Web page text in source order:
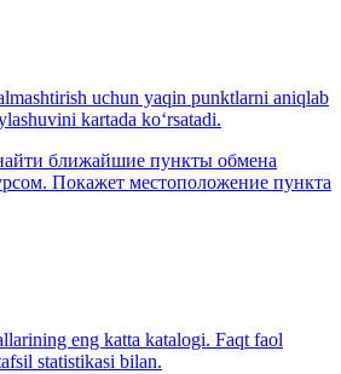
uchun yaqin punktlarni aniqlab
kartada ko‘rsatadi.
ближайшие пункты обмена
Покажет местоположение пункта
eng katta katalogi. Faqt faol
statistikasi bilan.